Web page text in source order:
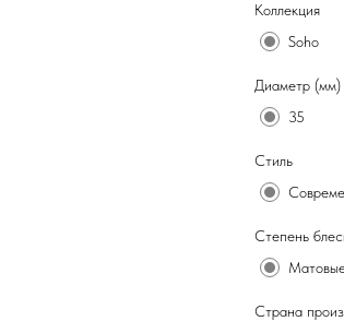
Коллекция
Soho
Диаметр (мм)
35
Стиль
Степень
Страна